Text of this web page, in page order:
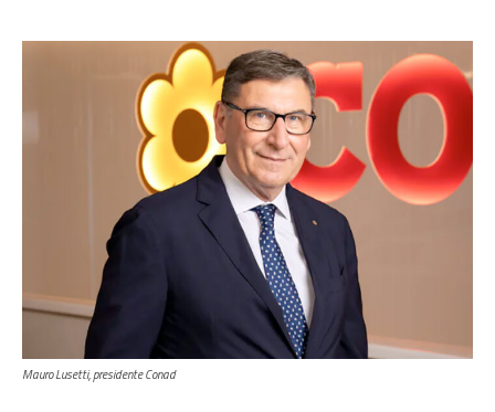
Mauro Lusetti, presidente Conad